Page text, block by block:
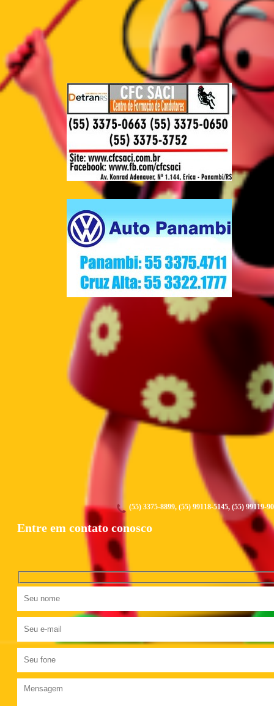
(55) 3375-8899, (55) 99118-5145, (55) 99119-
Entre em contato conosco